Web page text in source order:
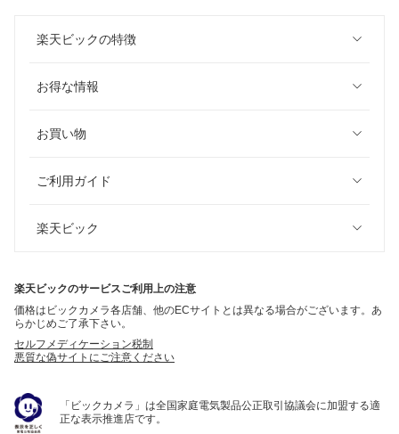
楽天ビックの特徴
お得な情報
お買い物
ご利用ガイド
楽天ビック
楽天ビックのサービスご利用上の注意
価格はビックカメラ各店舗、他のECサイトとは異なる場合がございます。あ
らかじめご了承下さい。
セルフメディケーション税制
悪質な偽サイトにご注意ください
「ビックカメラ」は全国家庭電気製品公正取引協議会に加盟する適
正な表示推進店です。